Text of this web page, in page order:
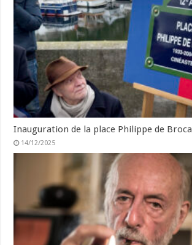
Inauguration de la place Philippe de Broca
14/12/2025